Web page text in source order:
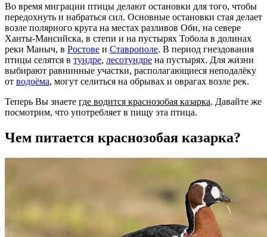
Во время миграции птицы делают остановки для того, чтобы
передохнуть и набраться сил. Основные остановки стая делает
возле полярного круга на местах разливов Оби, на севере
Ханты-Мансийска, в степи и на пустырях Тобола в долинах
реки Маныч, в Ростове и Ставрополе. В период гнездования
птицы селятся в тундре, лесотундре на пустырях. Для жизни
выбирают равнинные участки, располагающиеся неподалёку
от водоёма, могут селиться на обрывах и оврагах возле рек.
Теперь Вы знаете где водится краснозобая казарка. Давайте же
посмотрим, что употребляет в пищу эта птица.
Чем питается краснозобая казарка?